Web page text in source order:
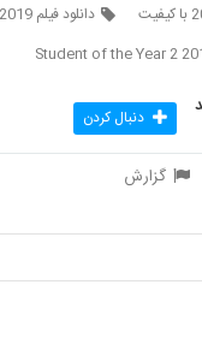
دانلود فیلم Student of the Year 2 2019 کیفیت WEBDL 720p
Student of the Year 2
دنبال کردن
گزارش